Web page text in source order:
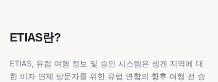
ETIAS란?
ETIAS, 유럽 여행 정보 및 승인 시스템은 솅겐 지역에 대
한 비자 면제 방문자를 위한 유럽 연합의 향후 여행 전 승